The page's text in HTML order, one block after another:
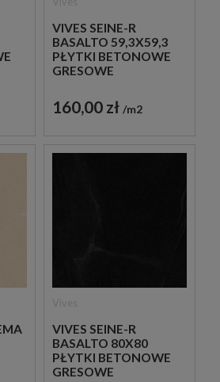
VIVES SEINE-R
BASALTO 59,3X59,3
PŁYTKI BETONOWE
GRESOWE
160,00 zł m2
VIVES SEINE-R
BASALTO 80X80
PŁYTKI BETONOWE
GRESOWE